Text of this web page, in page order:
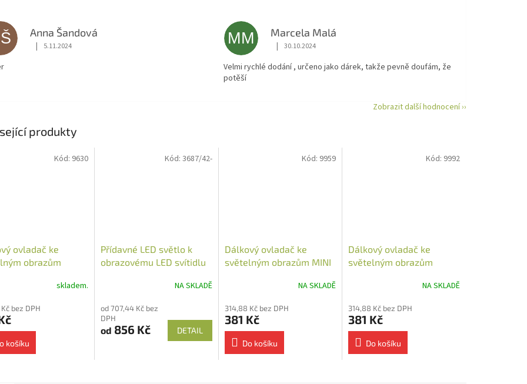
Anna Šandová
Hodnocení obchodu je 5 z 5 hvězdiček.
| 5.11.2024 MM Marcela Malá
Hodnocení obchodu je 5 z 5 hvězdiček.
| 30.10.2024
Velmi rychlé dodání , určeno jako dárek, takže pevně doufám, že
potěší
Zobrazit další hodnocení ››
produkty
ovladač ke
obrazům
skladem.
bez DPH
košíku
Kód: 9630
Přídavné LED světlo k
obrazovému LED svítidlu
NA SKLADĚ
od 707,44 Kč bez
DPH
od 856 Kč DETAIL
Kód: 3687/42-
Dálkový ovladač ke
světelným obrazům MINI
NA SKLADĚ
314,88 Kč bez DPH
381 Kč
Do košíku
Kód: 9959
Dálkový ovladač ke
světelným obrazům
NA SKLADĚ
314,88 Kč bez DPH
381 Kč
Do košíku
Kód: 9992